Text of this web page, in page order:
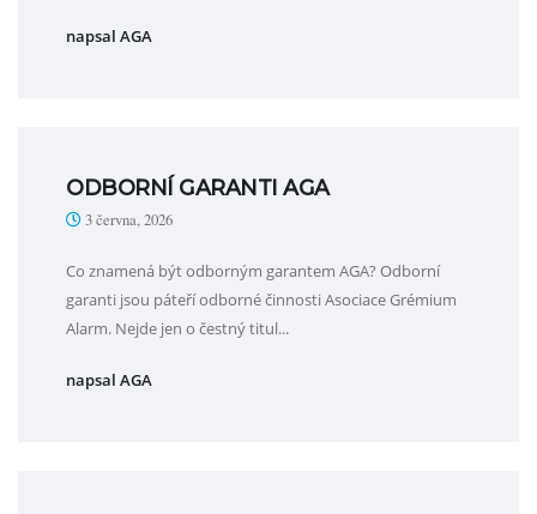
napsal AGA
ODBORNÍ GARANTI AGA
3 června, 2026
Co znamená být odborným garantem AGA? Odborní
garanti jsou páteří odborné činnosti Asociace Grémium
Alarm. Nejde jen o čestný titul...
napsal AGA